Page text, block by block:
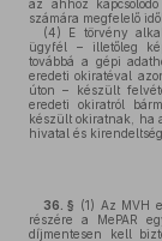
az ahhoz
számára megfelelő
(4) E törvény
ügyfél – illetőleg
továbbá a gépi
eredeti okiratéval
úton – készült
eredeti okiratról
készült okiratnak, ha
hivatal és
36. § (1) Az MVH
részére a MePAR
díjmentesen kell